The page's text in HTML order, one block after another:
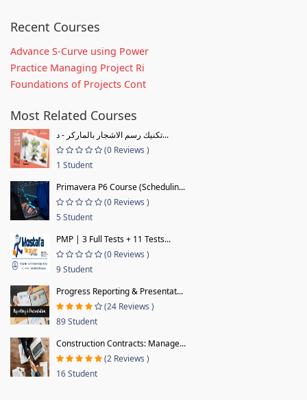
Recent Courses
Advance S-Curve using Power
Practice Managing Project Ri
Foundations of Projects Cont
Most Related Courses
تكنيك رسم الاشجار بالماركر - د...
(0 Reviews )
1 Student
Primavera P6 Course (Schedulin...
(0 Reviews )
5 Student
PMP | 3 Full Tests + 11 Tests...
(0 Reviews )
9 Student
Progress Reporting & Presentat...
(24 Reviews )
89 Student
Construction Contracts: Manage...
(2 Reviews )
16 Student